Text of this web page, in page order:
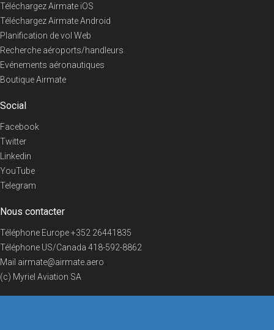
Téléchargez Airmate iOS
Téléchargez Airmate Android
Planification de vol Web
Recherche aéroports/handleurs
Evénements aéronautiques
Boutique Airmate
Social
Facebook
Twitter
Linkedin
YouTube
Telegram
Nous contacter
Téléphone Europe+352 26441835
Téléphone US/Canada 418-592-8862
Mail airmate@airmate.aero
(c) Myriel Aviation SA